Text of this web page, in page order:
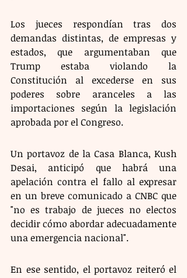
Los jueces respondían tras dos
demandas distintas, de empresas y
estados, que argumentaban que
Trump estaba violando la
Constitución al excederse en sus
poderes sobre aranceles a las
importaciones según la legislación
aprobada por el Congreso.
Un portavoz de la Casa Blanca, Kush
Desai, anticipó que habrá una
apelación contra el fallo al expresar
en un breve comunicado a CNBC que
"no es trabajo de jueces no electos
decidir cómo abordar adecuadamente
una emergencia nacional".
En ese sentido, el portavoz reiteró el